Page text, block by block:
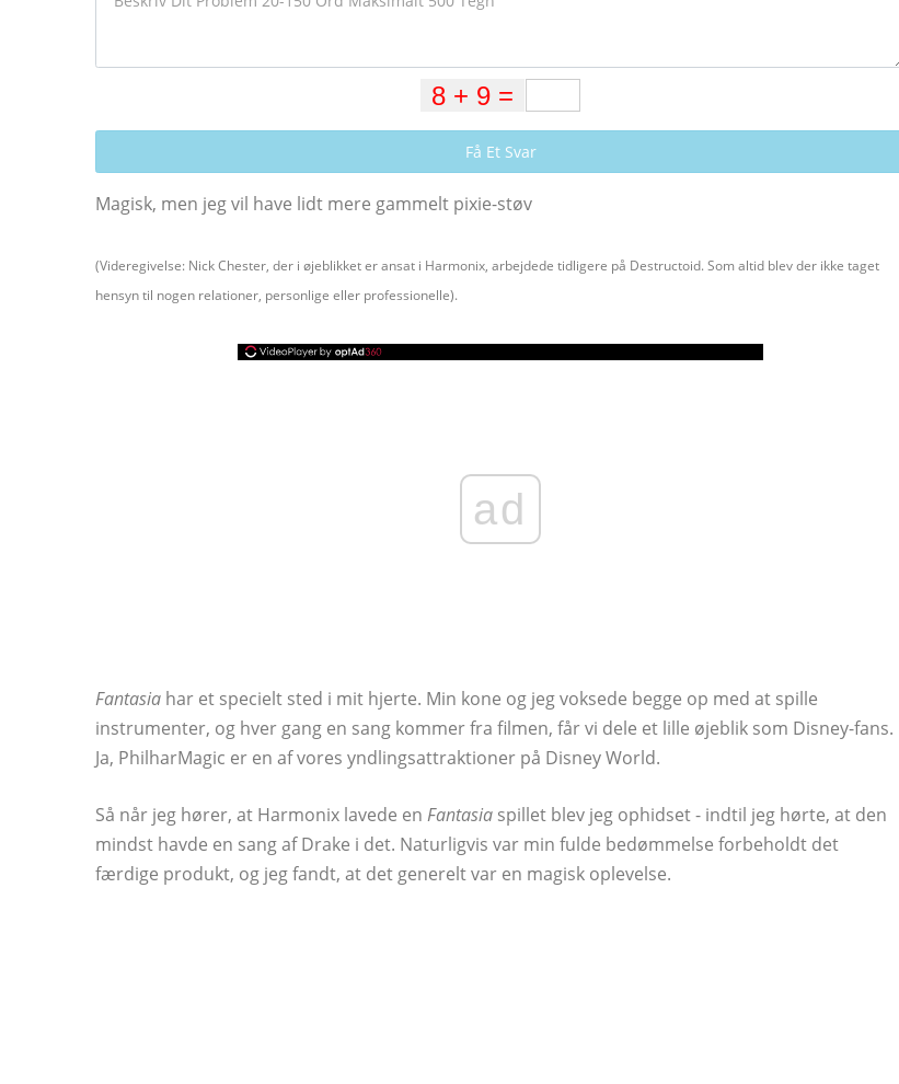
Få Et Svar
Magisk, men jeg vil have lidt mere gammelt pixie-støv
(Videregivelse: Nick Chester, der i øjeblikket er ansat i Harmonix, arbejdede tidligere på Destructoid. Som altid blev der ikke taget
hensyn til nogen relationer, personlige eller professionelle).
ad
Fantasia har et specielt sted i mit hjerte. Min kone og jeg voksede begge op med at spille
instrumenter, og hver gang en sang kommer fra filmen, får vi dele et lille øjeblik som Disney-fans.
Ja, PhilharMagic er en af ​​vores yndlingsattraktioner på Disney World.
Så når jeg hører, at Harmonix lavede en Fantasia spillet blev jeg ophidset - indtil jeg hørte, at den
mindst havde en sang af Drake i det. Naturligvis var min fulde bedømmelse forbeholdt det
færdige produkt, og jeg fandt, at det generelt var en magisk oplevelse.